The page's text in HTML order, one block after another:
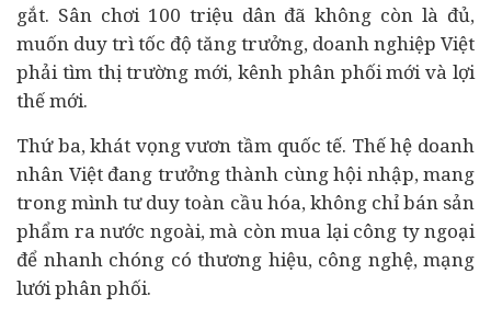
gắt. Sân chơi 100 triệu dân đã không còn là đủ,
muốn duy trì tốc độ tăng trưởng, doanh nghiệp Việt
phải tìm thị trường mới, kênh phân phối mới và lợi
thế mới.
Thứ ba, khát vọng vươn tầm quốc tế. Thế hệ doanh
nhân Việt đang trưởng thành cùng hội nhập, mang
trong mình tư duy toàn cầu hóa, không chỉ bán sản
phẩm ra nước ngoài, mà còn mua lại công ty ngoại
để nhanh chóng có thương hiệu, công nghệ, mạng
lưới phân phối.